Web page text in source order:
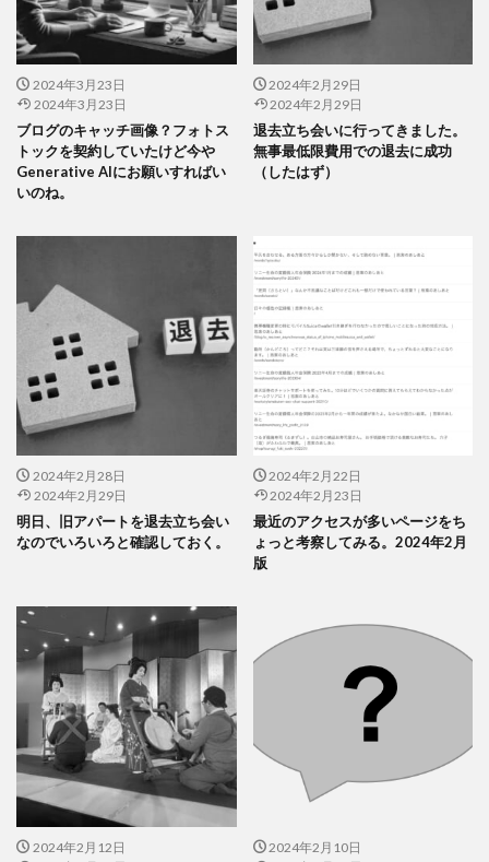
2024年3月23日
2024年3月23日
ブログのキャッチ画像？フォトス
トックを契約していたけど今や
Generative AIにお願いすればい
いのね。
2024年2月29日
2024年2月29日
退去立ち会いに行ってきました。
無事最低限費用での退去に成功
（したはず）
2024年2月28日
2024年2月29日
明日、旧アパートを退去立ち会い
なのでいろいろと確認しておく。
2024年2月22日
2024年2月23日
最近のアクセスが多いページをち
ょっと考察してみる。2024年2月
版
2024年2月12日
2024年2月10日